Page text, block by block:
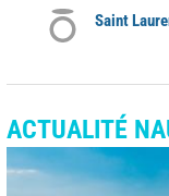
Saint
ACTUALITÉ